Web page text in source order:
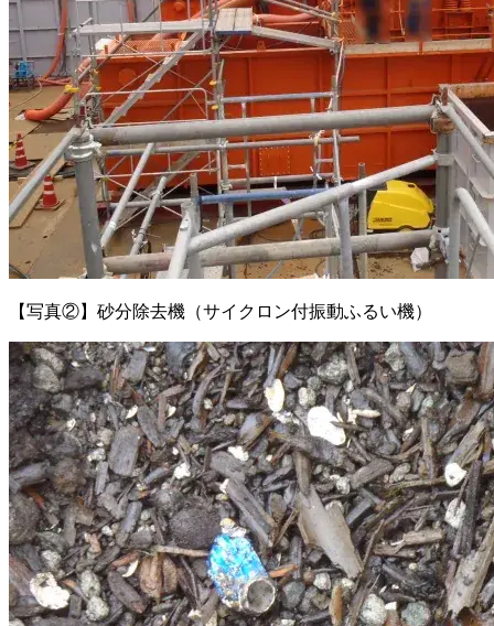
【写真②】砂分除去機（サイクロン付振動ふるい機）